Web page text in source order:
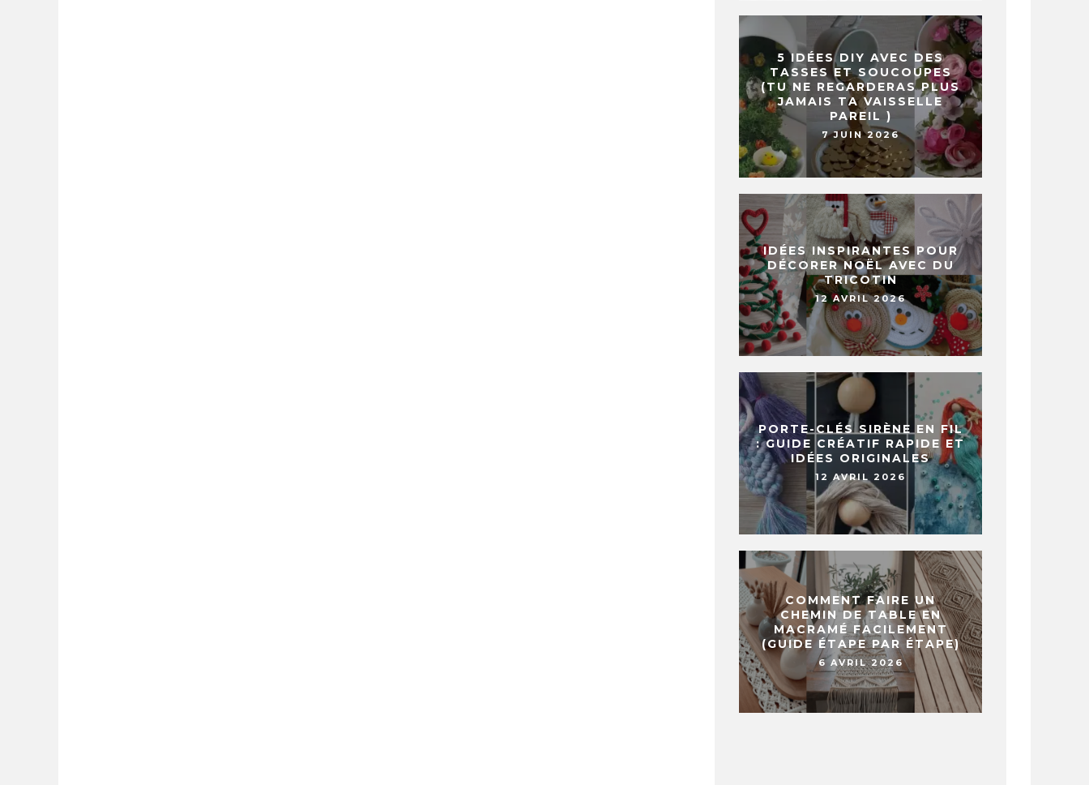
5 IDÉES DIY AVEC DES
TASSES ET SOUCOUPES
(TU NE REGARDERAS PLUS
JAMAIS TA VAISSELLE
PAREIL )
7 JUIN 2026
IDÉES INSPIRANTES POUR
DÉCORER NOËL AVEC DU
TRICOTIN
12 AVRIL 2026
PORTE-CLÉS SIRÈNE EN FIL
: GUIDE CRÉATIF RAPIDE ET
IDÉES ORIGINALES
12 AVRIL 2026
COMMENT FAIRE UN
CHEMIN DE TABLE EN
MACRAMÉ FACILEMENT
(GUIDE ÉTAPE PAR ÉTAPE)
6 AVRIL 2026